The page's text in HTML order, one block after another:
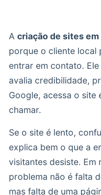
A criação de sites
porque o cliente local
entrar em contato.
avalia credibilidade,
Google, acessa o site
chamar.
Se o site é lento,
explica bem o que a
visitantes desiste. Em
problema não é falta
mas falta de uma